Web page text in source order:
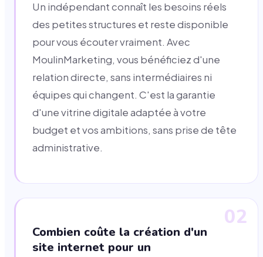
Un indépendant connaît les besoins réels
des petites structures et reste disponible
pour vous écouter vraiment. Avec
MoulinMarketing, vous bénéficiez d'une
relation directe, sans intermédiaires ni
équipes qui changent. C'est la garantie
d'une vitrine digitale adaptée à votre
budget et vos ambitions, sans prise de tête
administrative.
02
Combien coûte la création d'un
site internet pour un